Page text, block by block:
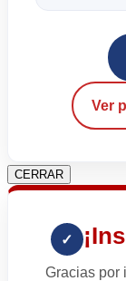
Ver
CERRAR
✓
Gracias por